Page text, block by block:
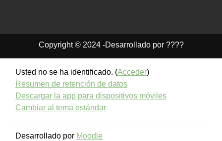
Copyright © 2024 -Desarrollado por ????
Usted no se ha identificado. (Acceder)
Resumen de retención de datos
Descargar la app para dispositivos móviles
Cambiar al tema estándar
Desarrollado por Moodle